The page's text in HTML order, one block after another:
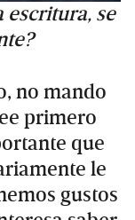
escritura, se
no mando
primero
que
le
gustos